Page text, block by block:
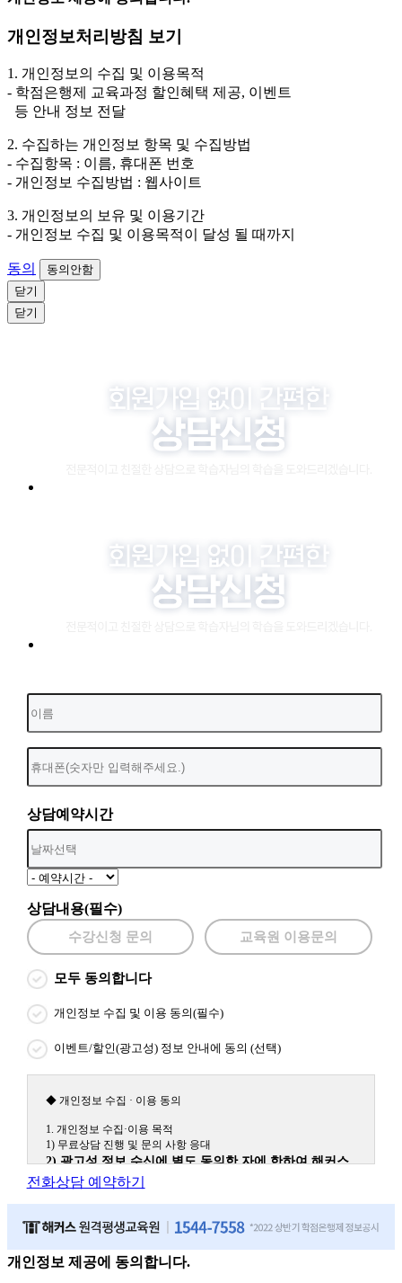
3. 개인정보 보유/이용 기간: 법령상 정하는 경우를 제
외하고는 회원탈퇴 시까지 이용 및 보관합니다. 단, 비회
원이거나 상담 시로부터 3년 이내 탈퇴하는 자의 경우,
소비자 불만 또는 분쟁처리를 위해 3년간 보관합니다.
의 경우에는 상담 신청이 제한됩니다.
개인정보처리방침 보기
1. 개인정보의 수집 및 이용목적
- 학점은행제 교육과정 할인혜택 제공, 이벤트
등 안내 정보 전달
2. 수집하는 개인정보 항목 및 수집방법
- 수집항목 : 이름, 휴대폰 번호
- 개인정보 수집방법 : 웹사이트
3. 개인정보의 보유 및 이용기간
- 개인정보 수집 및 이용목적이 달성 될 때까지
동의
동의안함
닫기
닫기
상담예약시간
상담내용(필수)
수강신청 문의 교육원 이용문의
모두 동의합니다
개인정보 수집 및 이용 동의(필수)
이벤트/할인(광고성) 정보 안내에 동의 (선택)
◆ 개인정보 수집 · 이용 동의
1. 개인정보 수집·이용 목적
1) 무료상담 진행 및 문의 사항 응대
2) 광고성 정보 수신에 별도 동의한 자에 한하여 해커스
원격평생교육원을 비롯한 해커스 교육그룹의 새로운 서
(해커스교육그룹: 해커스인강, 해커스프랩, 해커스톡, 해커스중국
원, 해커스경찰, 해커스소방, 해커스공인중개사, 해커스주택관리
전화상담 예약하기
개인정보 제공에 동의합니다.